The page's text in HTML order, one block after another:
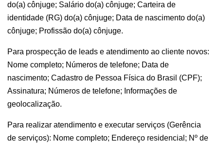
do(a) cônjuge; Salário do(a) cônjuge; Carteira de
identidade (RG) do(a) cônjuge; Data de nascimento do(a)
cônjuge; Profissão do(a) cônjuge.
Para prospecção de leads e atendimento ao cliente novos:
Nome completo; Números de telefone; Data de
nascimento; Cadastro de Pessoa Física do Brasil (CPF);
Assinatura; Números de telefone; Informações de
geolocalização.
Para realizar atendimento e executar serviços (Gerência
de serviços): Nome completo; Endereço residencial; Nº de